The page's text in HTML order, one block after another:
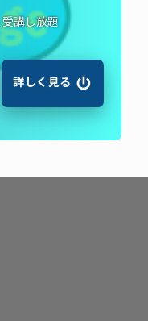
受講し放題
詳しく見る